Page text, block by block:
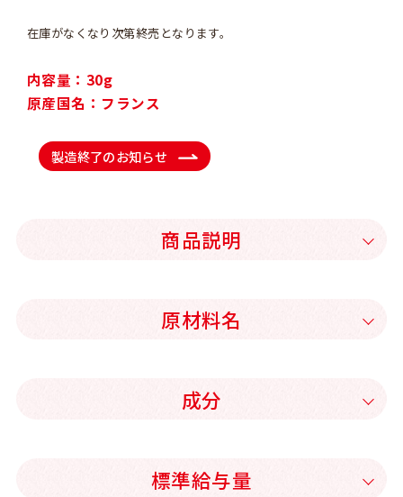
在庫がなくなり次第終売となります。
内容量：30g
原産国名：フランス
製造終了のお知らせ
商品説明
原材料名
成分
標準給与量